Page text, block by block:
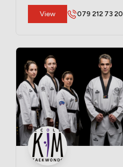
​View 079 212 73 20